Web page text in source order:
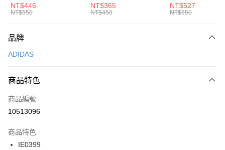
元大商業銀行
台灣樂天信用卡公司
AFTEE先享後付
【關於「AFTEE先享後付」】
便利好安心！
３．安心：先確認商品／服務後，再付款。
【「AFTEE先享後付」結帳流程】
１．於結帳方式選擇「AFTEE先享後付」後，將跳轉至「AFTEE先享後付」
２．訂單成立數日內，您將收到繳費通知簡訊。
３．收到繳費通知簡訊後14天內，點擊此簡訊中的連結，可透過四大超商／
ATM／網路銀行／等多元方式進行付款，方視為交易完成。
運送方式
每筆NT$100，滿NT$1,500(含以上)免運費
宅配
每筆NT$100，滿NT$1,500(含以上)免運費
付款後門市自取
每筆NT$100，滿NT$1,500(含以上)免運費
中統襪 FZ3393100
NT$446
NT$550
EMBRDY 男女 短統襪
FZ3073133
NT$365
NT$450
BA5871010
NT$527
NT$650
品牌
ADIDAS
商品特色
商品編號
10513096
商品特色
IE0399